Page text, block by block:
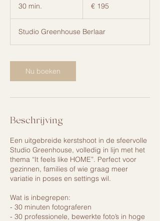
30 min.
i
n
€ 195
Studio Greenhouse Berlaar
Nu boeken
Beschrijving
Een uitgebreide kerstshoot in de sfeervolle
Studio Greenhouse, volledig in lijn met het
thema “It feels like HOME”. Perfect voor
gezinnen, families of wie graag meer
variatie in poses en settings wil.
Wat is inbegrepen:
- 30 minuten fotograferen
- 30 professionele, bewerkte foto’s in hoge